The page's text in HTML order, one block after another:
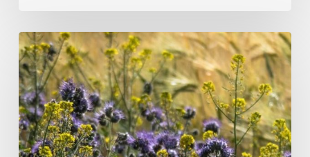
Komentár
k
textom
na
16.
nedeľu
v